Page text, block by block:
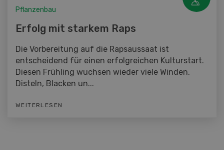
Pflanzenbau
Erfolg mit starkem Raps
Die Vorbereitung auf die Rapsaussaat ist
entscheidend für einen erfolgreichen Kulturstart.
Diesen Frühling wuchsen wieder viele Winden,
Disteln, Blacken un...
WEITERLESEN